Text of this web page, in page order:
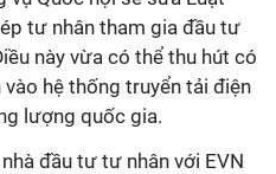
tư nhân tham gia đầu tư
này vừa có thể thu hút có
hệ thống truyển tải điện
lượng quốc gia.
đầu tư tư nhân với EVN